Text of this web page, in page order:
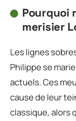
Pourquoi
merisier
Les lignes
Philippe se
actuels. Ces
cause de leur
classique, alors